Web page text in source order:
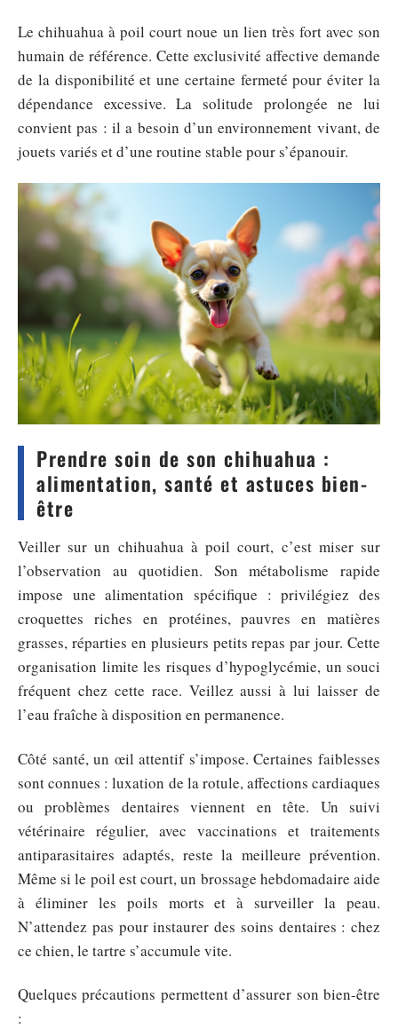
Le chihuahua à poil court noue un lien très fort avec son
humain de référence. Cette exclusivité affective demande
de la disponibilité et une certaine fermeté pour éviter la
dépendance excessive. La solitude prolongée ne lui
convient pas : il a besoin d’un environnement vivant, de
jouets variés et d’une routine stable pour s’épanouir.
Prendre soin de son chihuahua :
alimentation, santé et astuces bien-
être
Veiller sur un chihuahua à poil court, c’est miser sur
l’observation au quotidien. Son métabolisme rapide
impose une alimentation spécifique : privilégiez des
croquettes riches en protéines, pauvres en matières
grasses, réparties en plusieurs petits repas par jour. Cette
organisation limite les risques d’hypoglycémie, un souci
fréquent chez cette race. Veillez aussi à lui laisser de
l’eau fraîche à disposition en permanence.
Côté santé, un œil attentif s’impose. Certaines faiblesses
sont connues : luxation de la rotule, affections cardiaques
ou problèmes dentaires viennent en tête. Un suivi
vétérinaire régulier, avec vaccinations et traitements
antiparasitaires adaptés, reste la meilleure prévention.
Même si le poil est court, un brossage hebdomadaire aide
à éliminer les poils morts et à surveiller la peau.
N’attendez pas pour instaurer des soins dentaires : chez
ce chien, le tartre s’accumule vite.
Quelques précautions permettent d’assurer son bien-être
: